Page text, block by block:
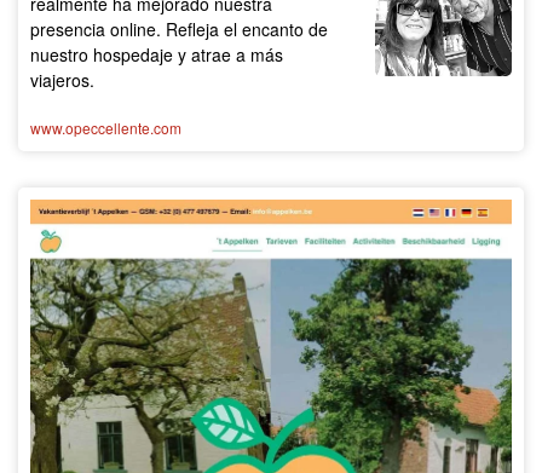
presencia online. Refleja el encanto de
nuestro hospedaje y atrae a más
viajeros.
www.opeccellente.com